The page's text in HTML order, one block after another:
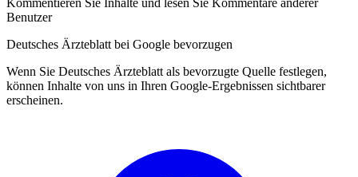
Benutzer
Deutsches Ärzteblatt bei Google bevorzugen
Wenn Sie Deutsches Ärzteblatt als bevorzugte Quelle festlegen,
können Inhalte von uns in Ihren Google-Ergebnissen sichtbarer
erscheinen.